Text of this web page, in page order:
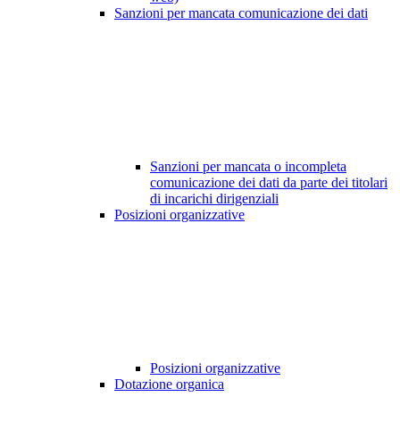
Sanzioni per mancata comunicazione dei dati
Sanzioni per mancata o incompleta
comunicazione dei dati da parte dei titolari
di incarichi dirigenziali
Posizioni organizzative
Posizioni organizzative
Dotazione organica